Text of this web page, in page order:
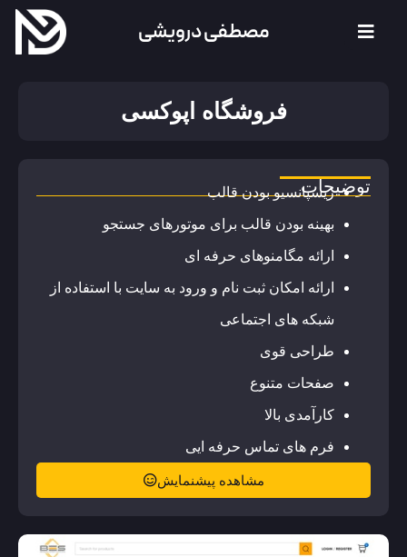
مصطفی درویشی
فروشگاه اپوکسی
توضیحاتریسپانسیو بودن قالب
بهینه بودن قالب برای موتورهای جستجو
ارائه مگامنوهای حرفه ای
ارائه امکان ثبت نام و ورود به سایت با استفاده از
شبکه های اجتماعی
طراحی قوی
صفحات متنوع
کارآمدی بالا
فرم های تماس حرفه ایی
مشاهده پیشنمایش